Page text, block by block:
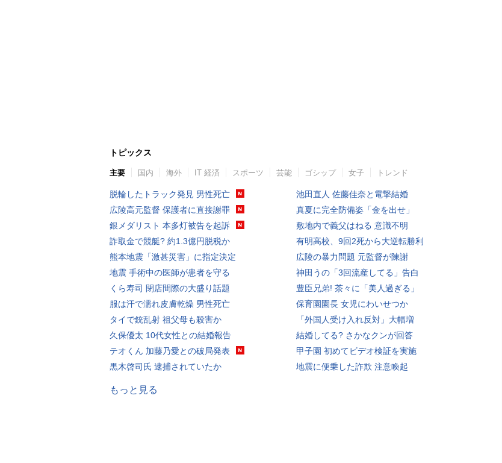
トピックス
主要 国内 海外 IT 経済 スポーツ 芸能 ゴシップ 女子 トレンド
脱輪したトラック発見 男性死亡
広陵高元監督 保護者に直接謝罪
銀メダリスト 本多灯被告を起訴
詐取金で競艇? 約1.3億円脱税か
熊本地震「激甚災害」に指定決定
地震 手術中の医師が患者を守る
くら寿司 閉店間際の大盛り話題
服は汗で濡れ皮膚乾燥 男性死亡
タイで銃乱射 祖父母も殺害か
久保優太 10代女性との結婚報告
テオくん 加藤乃愛との破局発表
黒木啓司氏 逮捕されていたか
池田直人 佐藤佳奈と電撃結婚
真夏に完全防備姿「金を出せ」
敷地内で義父はねる 意識不明
有明高校、9回2死から大逆転勝利
広陵の暴力問題 元監督が陳謝
神田うの「3回流産してる」告白
豊臣兄弟! 茶々に「美人過ぎる」
保育園園長 女児にわいせつか
「外国人受け入れ反対」大幅増
結婚してる? さかなクンが回答
甲子園 初めてビデオ検証を実施
地震に便乗した詐欺 注意喚起
もっと見る